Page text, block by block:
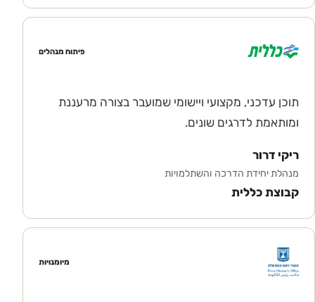
פיתוח מנהלים
תוכן עדכני, מקצועי ויישומי שמועבר בצורה מרעננת
ומותאמת לדרגים שונים.
ריקי דרור
מנהלת יחידת הדרכה והשתלמויות
קבוצת כללית
מיומנויות